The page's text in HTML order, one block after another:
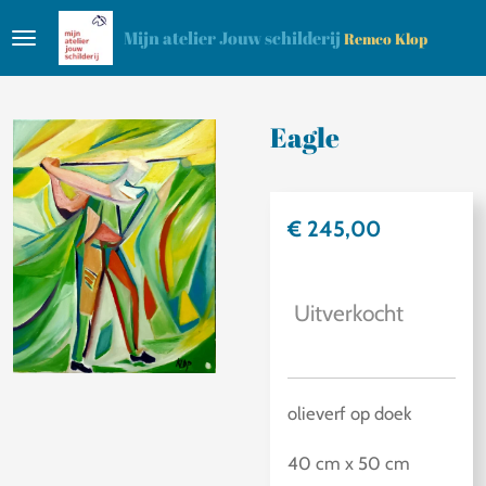
Ga
de
hoofdinhoud
Mijn atelier Jouw schilderij Remco Klop
Eagle
€ 245,00
Uitverkocht
olieverf op doek
40 cm x 50 cm